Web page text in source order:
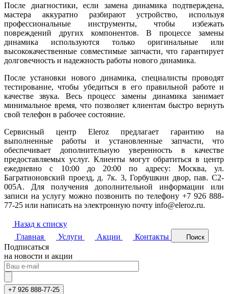
После диагностики, если замена динамика подтверждена,
мастера аккуратно разбирают устройство, используя
профессиональные инструменты, чтобы избежать
повреждений других компонентов. В процессе замены
динамика используются только оригинальные или
высококачественные совместимые запчасти, что гарантирует
долговечность и надежность работы нового динамика.
После установки нового динамика, специалисты проводят
тестирование, чтобы убедиться в его правильной работе и
качестве звука. Весь процесс замены динамика занимает
минимальное время, что позволяет клиентам быстро вернуть
свой телефон в рабочее состояние.
Сервисный центр Eleroz предлагает гарантию на
выполненные работы и установленные запчасти, что
обеспечивает дополнительную уверенность в качестве
предоставляемых услуг. Клиенты могут обратиться в центр
ежедневно с 10:00 до 20:00 по адресу: Москва, ул.
Багратионовский проезд, д. 7к. 3, Горбушкин двор, пав. C2-
005A. Для получения дополнительной информации или
записи на услугу можно позвонить по телефону +7 926 888-
77-25 или написать на электронную почту info@eleroz.ru.
Назад к списку
Главная
Услуги Акции Контакты Поиск
Подписаться
на новости и акции
+7 926 888-77-25